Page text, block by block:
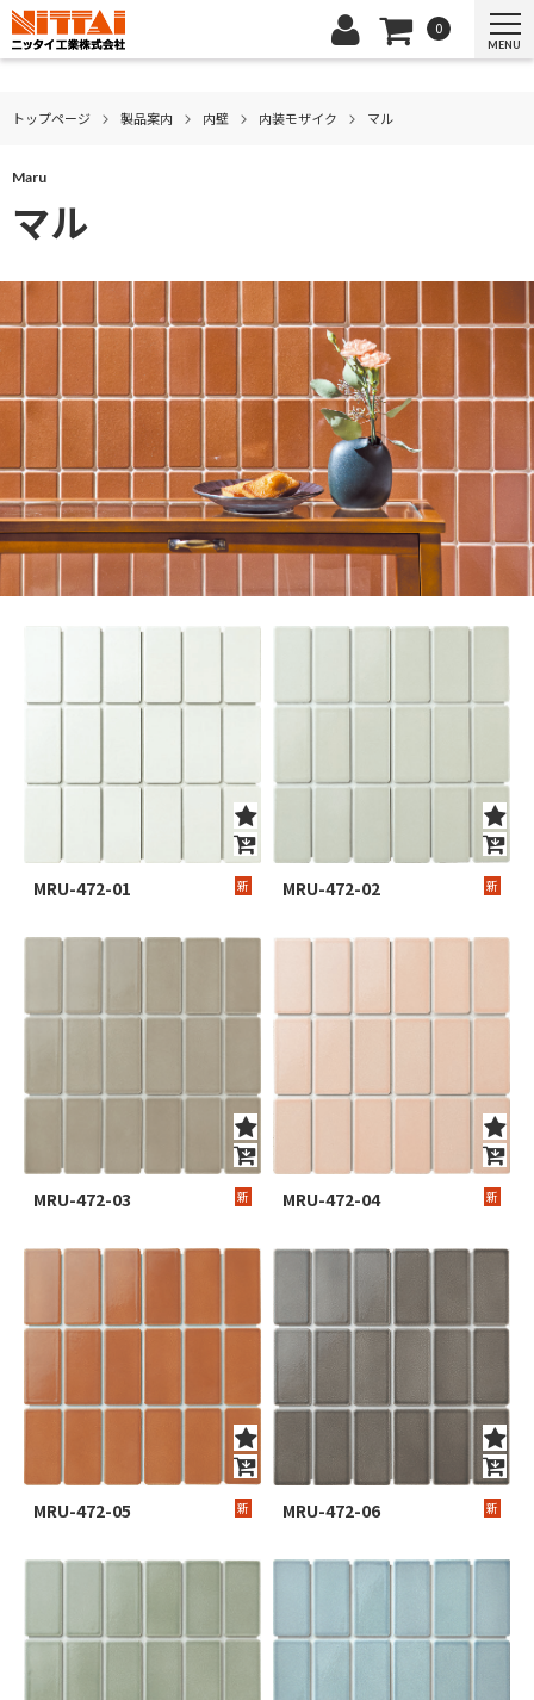
0
MENU
トップページ 製品案内 内壁 内装モザイク マル
Maru
マル
MRU-472-01 新 MRU-472-02 新
MRU-472-03 新 MRU-472-04 新
MRU-472-05 新 MRU-472-06 新